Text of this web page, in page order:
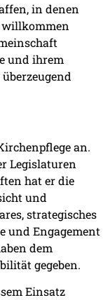
in denen
willkommen
und ihrem
an.
Legislaturen
hat er die
und
strategisches
und Engagement
dem
gegeben.
Einsatz